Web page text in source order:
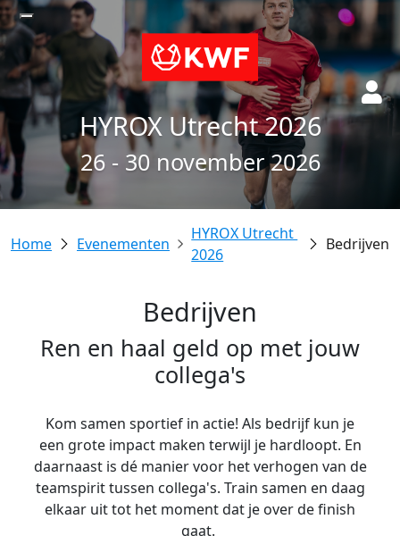
HYROX Utrecht 2026
26 - 30 november 2026
Evenementen
HYROX Utrecht
2026
Bedrijven
Bedrijven
Ren en haal geld op met jouw
collega's
Kom samen sportief in actie! Als bedrijf kun je
een grote impact maken terwijl je hardloopt. En
daarnaast is dé manier voor het verhogen van de
teamspirit tussen collega's. Train samen en daag
elkaar uit tot het moment dat je over de finish
gaat.